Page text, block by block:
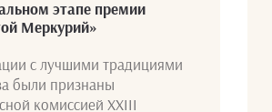
этапе премии
Меркурий»
с лучшими традициями
были признаны
комиссией XXIII